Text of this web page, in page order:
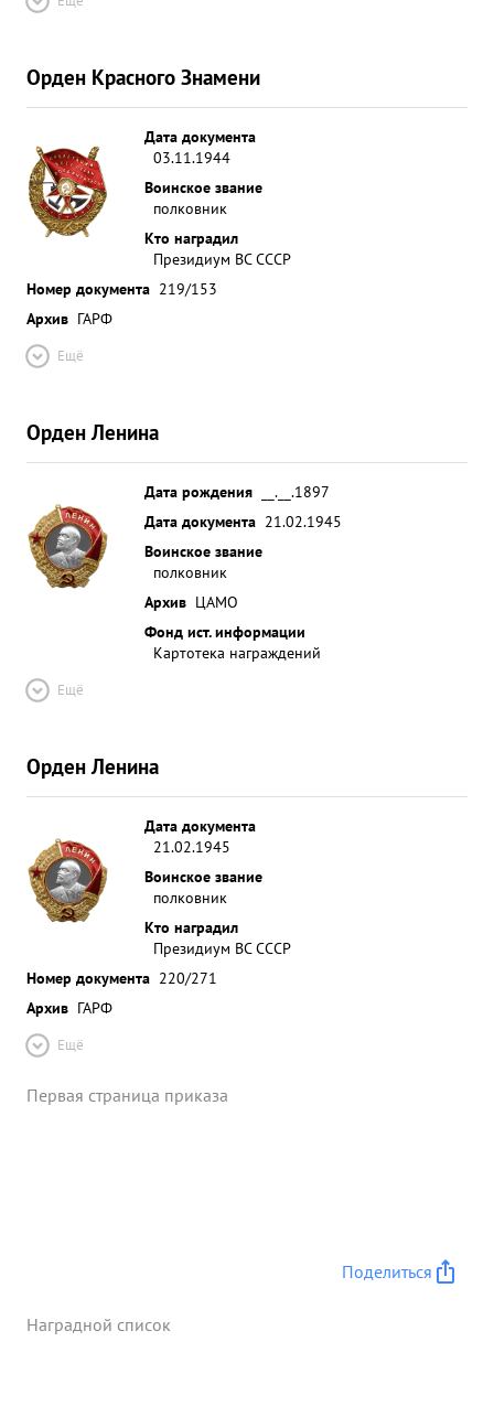
Орден Красного Знамени
Дата документа
03.11.1944
Воинское звание
полковник
Кто наградил
Президиум ВС СССР
Номер документа 219/153
Архив ГАРФ
Ещё
Орден Ленина
Дата рождения
__.__.1897
Дата документа 21.02.1945
Воинское звание
полковник
Архив ЦАМО
Фонд ист. информации
Картотека награждений
Ещё
Орден Ленина
Дата документа
21.02.1945
Воинское звание
полковник
Кто наградил
Президиум ВС СССР
Номер документа 220/271
Архив ГАРФ
Ещё
Первая страница приказа
Поделиться
Наградной список